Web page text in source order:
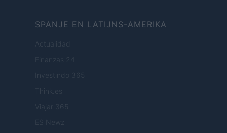
SPANJE EN LATIJNS-AMERIKA
Actualidad
Finanzas 24
Investindo 365
Think.es
Viajar 365
ES Newz